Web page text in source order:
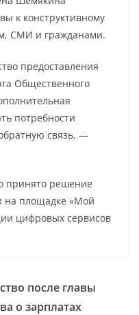
к конструктивному
СМИ и гражданами.
предоставления
Общественного
потребности
связь, —
принято решение
на площадке «Мой
цифровых сервисов
после главы
о зарплатах